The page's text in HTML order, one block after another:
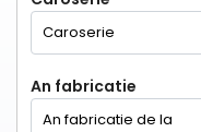
An fabricatie